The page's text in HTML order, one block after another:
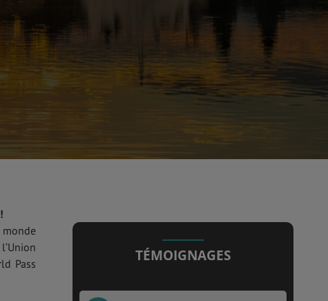
Pass
TÉMOIGNAGES